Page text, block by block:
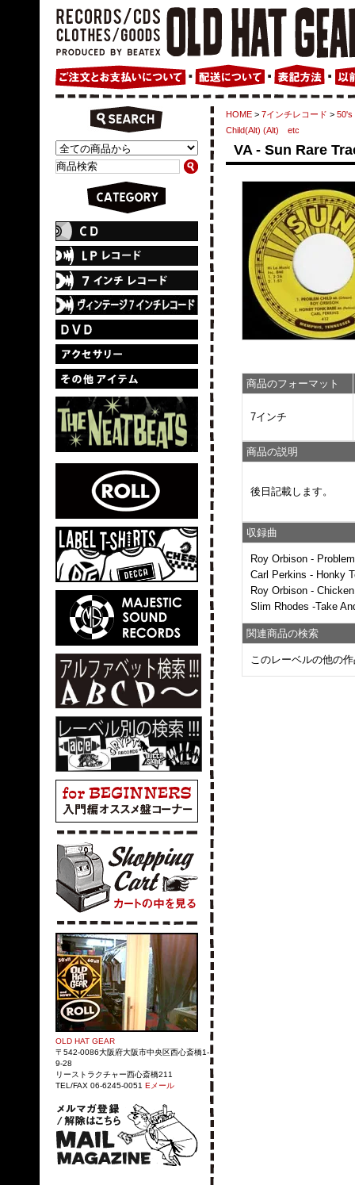
OLD HAT GEAR
〒542-0086大阪府大阪市中央区西心斎橋1-
9-28
リーストラクチャー西心斎橋211
TEL/FAX 06-6245-0051 Eメール
HOME > 7インチレコード > 50's
Child(Alt) (Alt) etc
VA - Sun Rare
商品のフォーマット
7インチ
商品の説明
後日記載します。
収録曲
Roy Orbison -
Carl Perkins - Honky
Roy Orbison -
Slim Rhodes -Take
関連商品の検索
このレーベルの他の